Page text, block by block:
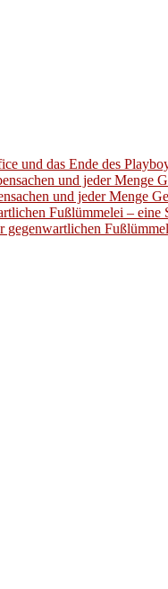
und das Ende des
und jeder Menge
und jeder Menge
Fußlümmelei – eine
gegenwartlichen